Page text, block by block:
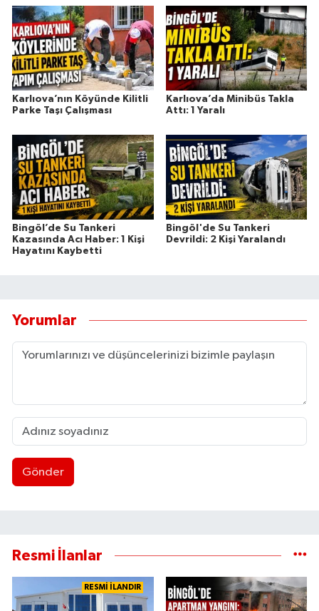
Karlıova’nın Köyünde Kilitli
Parke Taşı Çalışması
Karlıova’da Minibüs Takla
Attı: 1 Yaralı
Bingöl’de Su Tankeri
Kazasında Acı Haber: 1 Kişi
Hayatını Kaybetti
Bingöl'de Su Tankeri
Devrildi: 2 Kişi Yaralandı
Yorumlar
Gönder
Resmi İlanlar
RESMİ İLANDIR